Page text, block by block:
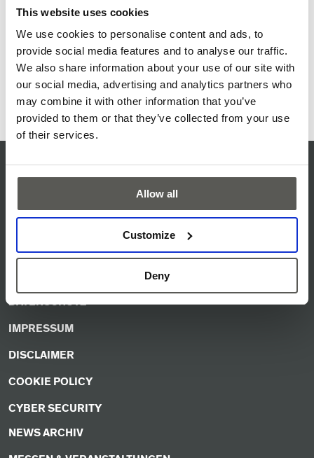
This website uses cookies
We use cookies to personalise content and ads, to
provide social media features and to analyse our traffic.
We also share information about your use of our site with
our social media, advertising and analytics partners who
may combine it with other information that you’ve
provided to them or that they’ve collected from your use
of their services.
Allow all
Customize
Deny
wird ein energieeffizienter Betrieb sichergestellt.
Mehr
REFLEXIONS-LICHTTASTER
BittekontaktierenSie Ihren Ansprechpartner.
Q-LEITBILD
SERVICE & SUPPORT
DOWNLOADS
DATENSCHUTZ
IMPRESSUM
DISCLAIMER
COOKIE POLICY
CYBER SECURITY
NEWS ARCHIV